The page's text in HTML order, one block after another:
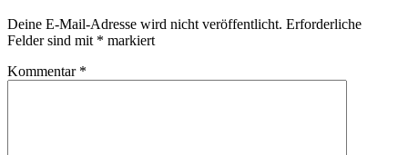
Deine E-Mail-Adresse wird nicht veröffentlicht. Erforderliche
Felder sind mit * markiert
Kommentar *